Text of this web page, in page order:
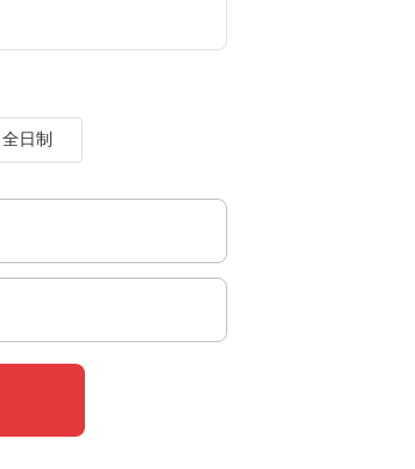
全日制